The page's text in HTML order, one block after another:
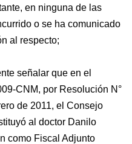
en ninguna de las
o se ha comunicado
al respecto;
señalar que en el
CNM, por Resolución N°
de 2011, el Consejo
al doctor Danilo
como Fiscal Adjunto